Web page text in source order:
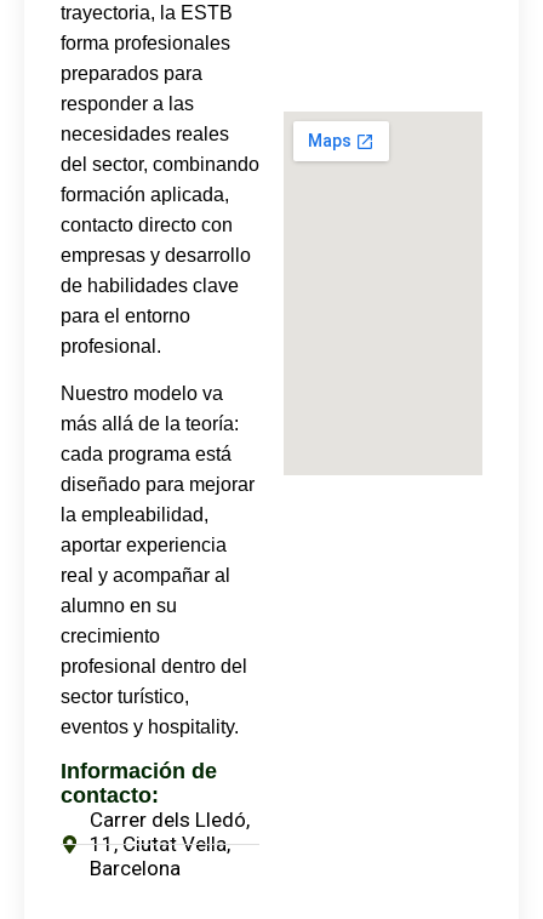
trayectoria, la ESTB
forma profesionales
preparados para
responder a las
necesidades reales
del sector, combinando
formación aplicada,
contacto directo con
empresas y desarrollo
de habilidades clave
para el entorno
profesional.
Nuestro modelo va
más allá de la teoría:
cada programa está
diseñado para mejorar
la empleabilidad,
aportar experiencia
real y acompañar al
alumno en su
crecimiento
profesional dentro del
sector turístico,
eventos y hospitality.
Información de
contacto:
Carrer dels Lledó,
11, Ciutat Vella,
Barcelona